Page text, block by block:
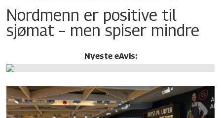
Nordmenn er positive til
sjømat – men spiser mindre
Nyeste eAvis: